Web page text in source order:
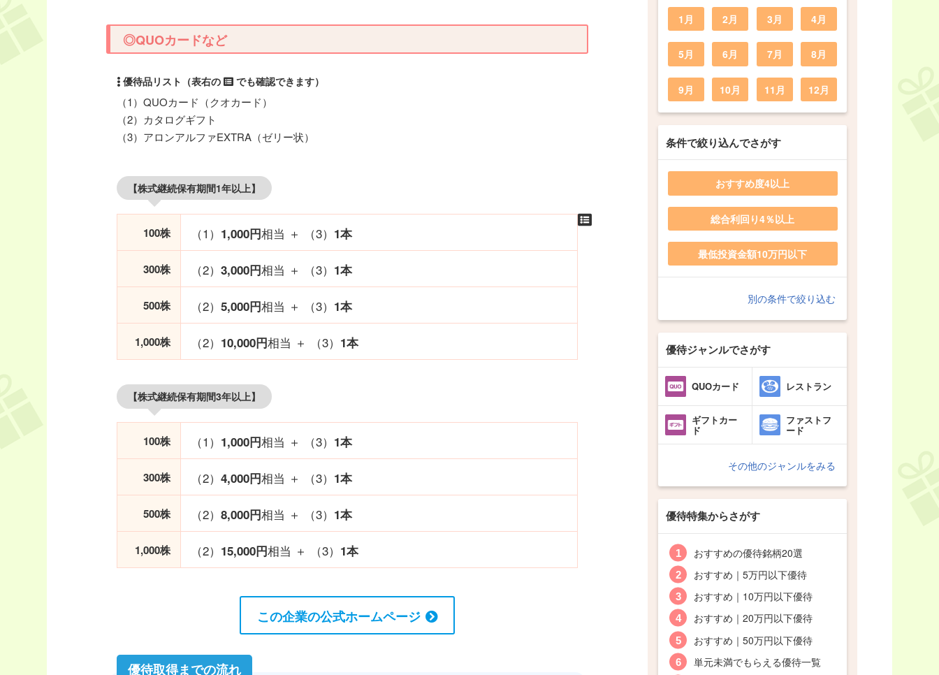
◎QUOカードなど
（1）QUOカード（クオカード）
（2）カタログギフト
（3）アロンアルファEXTRA（ゼリー状）
【株式継続保有期間1年以上】
100株 （1） 1,000円相当 ＋ （3） 1本
300株 （2）3,000円相当 ＋ （3） 1本
500株 （2）5,000円相当 ＋ （3） 1本
1,000株 （2） 10,000円相当 ＋ （3） 1本
【株式継続保有期間3年以上】
100株 （1） 1,000円相当 ＋ （3） 1本
300株 （2）4,000円相当 ＋ （3） 1本
500株 （2）8,000円相当 ＋ （3） 1本
1,000株 （2） 15,000円相当 ＋ （3） 1本
この企業の公式ホームページ
1月 2月 3月 4月
5月 6月 7月 8月
9月 10月 11月 12月
条件で絞り込んでさがす
おすすめ度4以上
総合利回り4％以上
最低投資金額10万円以下
別の条件で絞り込む
優待ジャンルでさがす
QUOカード レストラン
ギフトカー
ド
ファストフ
ード
その他のジャンルをみる
優待特集からさがす
おすすめの優待銘柄20選
おすすめ｜5万円以下優待
おすすめ｜10万円以下優待
おすすめ｜20万円以下優待
おすすめ｜50万円以下優待
単元未満でもらえる優待一覧